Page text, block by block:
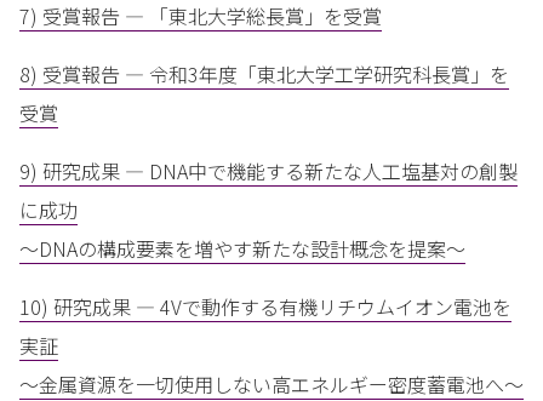
7) 受賞報告 — 「東北大学総長賞」を受賞
8) 受賞報告 — 令和3年度「東北大学工学研究科長賞」を
受賞
9) 研究成果 — DNA中で機能する新たな人工塩基対の創製
に成功
～DNAの構成要素を増やす新たな設計概念を提案～
10) 研究成果 — 4Vで動作する有機リチウムイオン電池を
実証
～金属資源を一切使用しない高エネルギー密度蓄電池へ～